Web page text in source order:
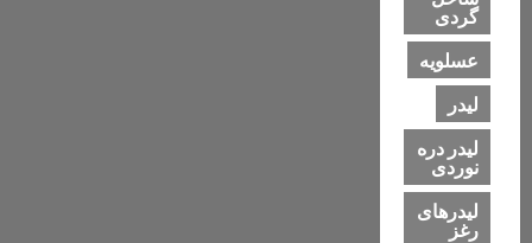
گردی
عسلویه
لیدر
لیدر دره
نوردی
لیدرهای
رغز